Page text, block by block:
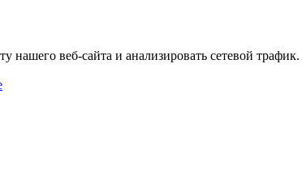
веб-сайта и анализировать сетевой трафик.